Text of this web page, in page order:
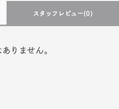
スタッフレビュー(0)
りません。